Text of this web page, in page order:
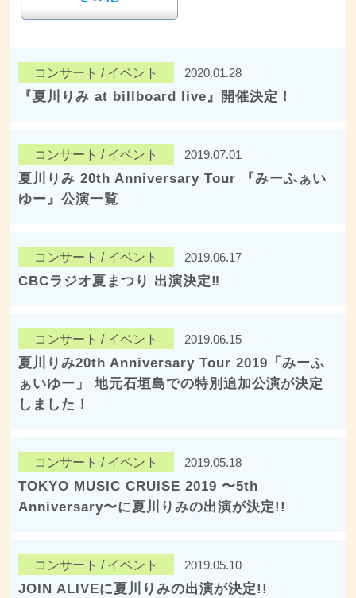
コンサート / イベント 2020.01.28
『夏川りみ at billboard live』開催決定！
コンサート / イベント 2019.07.01
夏川りみ 20th Anniversary Tour 『みーふぁい
ゆー』公演一覧
コンサート / イベント 2019.06.17
CBCラジオ夏まつり 出演決定‼︎
コンサート / イベント 2019.06.15
夏川りみ20th Anniversary Tour 2019「みーふ
ぁいゆー」 地元石垣島での特別追加公演が決定
しました！
コンサート / イベント 2019.05.18
TOKYO MUSIC CRUISE 2019 〜5th
Anniversary〜に夏川りみの出演が決定!!
コンサート / イベント 2019.05.10
JOIN ALIVEに夏川りみの出演が決定!!